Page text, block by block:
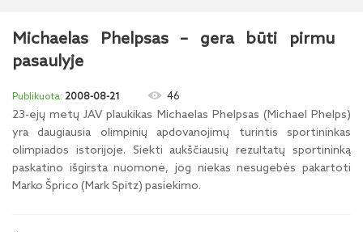
Michaelas Phelpsas – gera būti pirmu
pasaulyje
2008-08-21 46
23-ejų metų JAV plaukikas Michaelas Phelpsas (Michael Phelps)
yra daugiausia olimpinių apdovanojimų turintis sportininkas
olimpiados istorijoje. Siekti aukščiausių rezultatų sportininką
paskatino išgirsta nuomonė, jog niekas nesugebės pakartoti
Marko Šprico (Mark Spitz) pasiekimo.